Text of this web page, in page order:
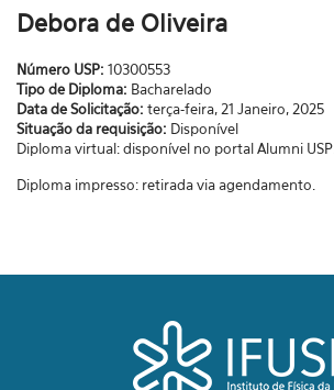
Debora de Oliveira
Número USP: 10300553
Tipo de Diploma: Bacharelado
Data de Solicitação: terça-feira, 21 Janeiro, 2025
Situação da requisição: Disponível
Diploma virtual: disponível no portal Alumni USP.
Diploma impresso: retirada via agendamento.